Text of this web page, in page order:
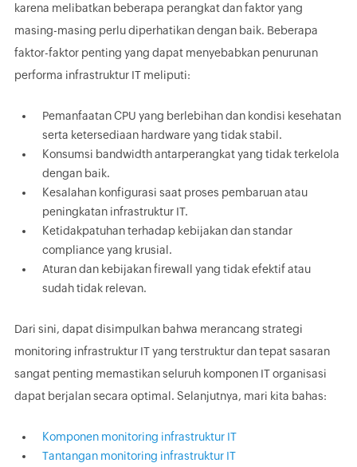
karena melibatkan beberapa perangkat dan faktor yang
masing-masing perlu diperhatikan dengan baik. Beberapa
faktor-faktor penting yang dapat menyebabkan penurunan
performa infrastruktur IT meliputi:
Pemanfaatan CPU yang berlebihan dan kondisi kesehatan
serta ketersediaan hardware yang tidak stabil.
Konsumsi bandwidth antarperangkat yang tidak terkelola
dengan baik.
Kesalahan konfigurasi saat proses pembaruan atau
peningkatan infrastruktur IT.
Ketidakpatuhan terhadap kebijakan dan standar
compliance yang krusial.
Aturan dan kebijakan firewall yang tidak efektif atau
sudah tidak relevan.
Dari sini, dapat disimpulkan bahwa merancang strategi
monitoring infrastruktur IT yang terstruktur dan tepat sasaran
sangat penting memastikan seluruh komponen IT organisasi
dapat berjalan secara optimal. Selanjutnya, mari kita bahas:
Komponen monitoring infrastruktur IT
Tantangan monitoring infrastruktur IT